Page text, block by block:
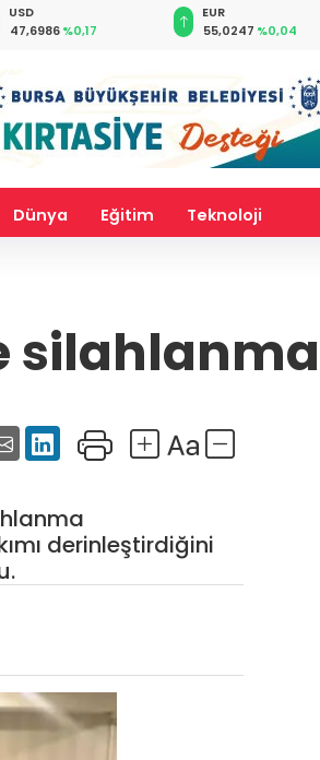
EUR
55,0247%0,04
GBP
64,1789%0,02
Dünya Eğitim Teknoloji
derinleştirdiğini